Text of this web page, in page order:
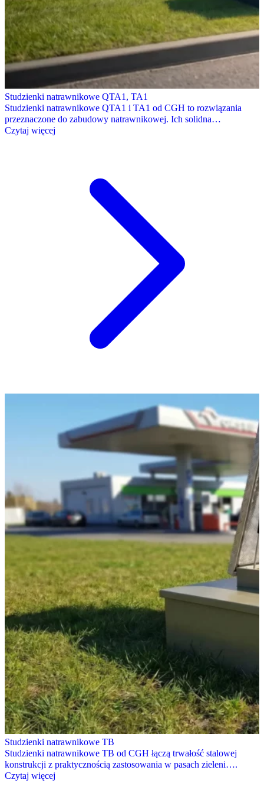
Studzienki natrawnikowe QTA1, TA1
Studzienki natrawnikowe QTA1 i TA1 od CGH to rozwiązania
przeznaczone do zabudowy natrawnikowej. Ich solidna…
Czytaj więcej
Studzienki natrawnikowe TB
Studzienki natrawnikowe TB od CGH łączą trwałość stalowej
konstrukcji z praktycznością zastosowania w pasach zieleni….
Czytaj więcej